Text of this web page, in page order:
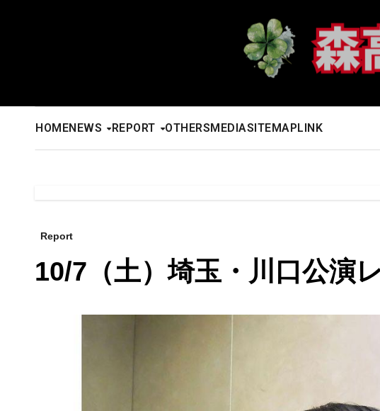
ッ
HOMENEWS REPORT OTHERSMEDIASITEMAPLINK
Report
10/7（土）埼玉・川口公演